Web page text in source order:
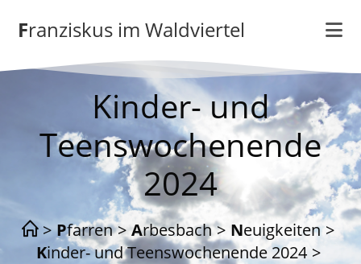
Inhalt
springenFranziskus im Waldviertel
Kinder- und
Teenswochenende
2024
> Pfarren > Arbesbach > Neuigkeiten >
Kinder- und Teenswochenende 2024 >